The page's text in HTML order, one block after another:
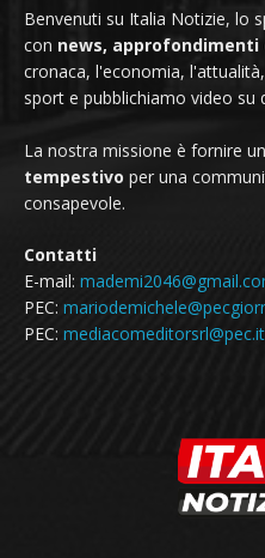
Benvenuti su Italia Notizie, lo
con news, approfondimenti
cronaca, l'economia,
sport e pubblichiamo video su
La nostra missione è fornire un
tempestivo per una
consapevole.
Contatti
E-mail:
PEC:
PEC: mediacomeditorsrl@pec.it